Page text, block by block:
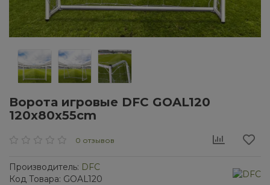
Ворота игровые DFC GOAL120
120x80x55cm
0 отзывов
Производитель: DFC
Код Товара: GOAL120